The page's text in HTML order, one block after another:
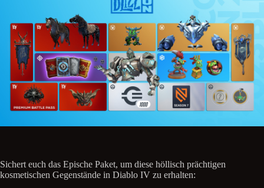
Sichert euch das Epische Paket, um diese höllisch prächtigen
kosmetischen Gegenstände in Diablo IV zu erhalten: